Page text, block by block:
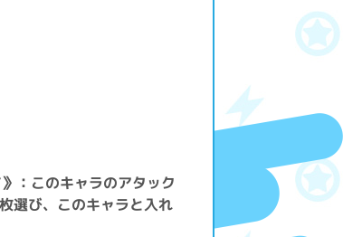
：このキャラのアタック
選び、このキャラと入れ